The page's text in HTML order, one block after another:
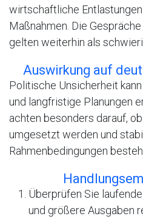
wirtschaftliche
Maßnahmen. Die
gelten weiterhin als
Auswirkung auf
Politische Unsicherheit
und langfristige Planungen
achten besonders darauf,
umgesetzt werden und
Rahmenbedingungen
Überprüfen Sie
und größere Ausgaben